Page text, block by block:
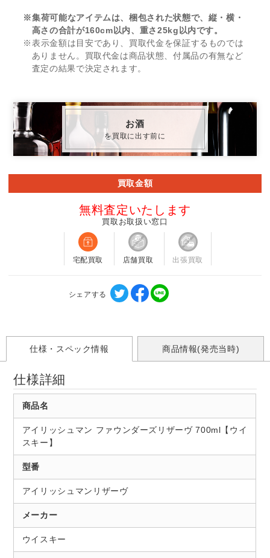
※集荷可能なアイテムは、梱包された状態で、縦・横・
高さの合計が160cm以内、重さ25kg以内です。
※表示金額は目安であり、買取代金を保証するものでは
ありません。買取代金は商品状態、付属品の有無など
査定の結果で決定されます。
お酒
を買取に出す前に
買取金額
無料査定いたします
買取お取扱い窓口
宅配買取 店舗買取 出張買取
シェアする
仕様・スペック情報 商品情報(発売当時)
仕様詳細
商品名
アイリッシュマン ファウンダーズリザーヴ 700ml【ウイ
スキー】
型番
アイリッシュマンリザーヴ
メーカー
ウイスキー